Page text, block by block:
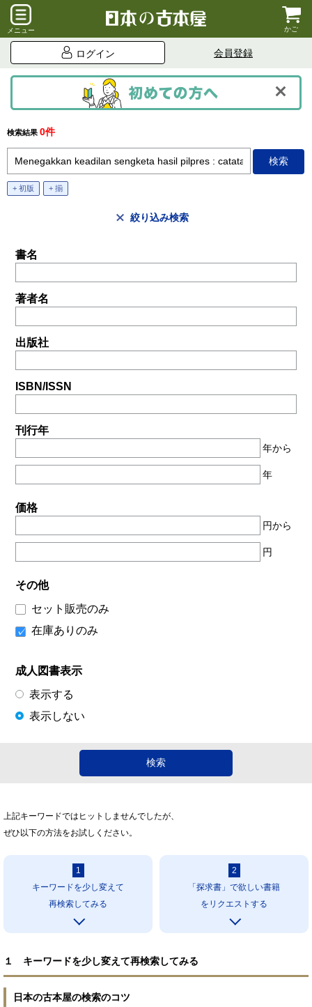
メニュー かご
ログイン 会員登録
検索結果 0件
+ 初版 + 揃
絞り込み検索
書名
著者名
出版社
ISBN/ISSN
刊行年
年から
年
価格
円から
円
その他
セット販売のみ
在庫ありのみ
成人図書表示
表示する
表示しない
上記キーワードではヒットしませんでしたが、
ぜひ以下の方法をお試しください。
1
キーワードを少し変えて
再検索してみる
2
「探求書」で欲しい書籍
をリクエストする
１ キーワードを少し変えて再検索してみる
日本の古本屋の検索のコツ